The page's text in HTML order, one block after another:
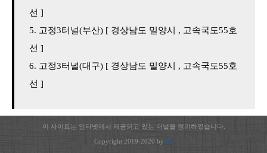
선 ]
고정3터널(부산) [ 경상남도 밀양시 , 고속국도55호
선 ]
고정3터널(대구) [ 경상남도 밀양시 , 고속국도55호
선 ]
이 사이트는 인터넷에서 제공되고 있는 터널을 정리하였습니다.
Copyright 2019-2020 by JH